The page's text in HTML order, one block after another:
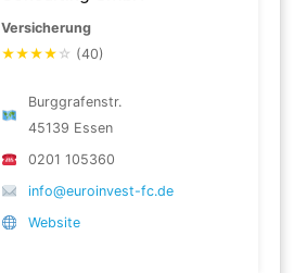
Versicherung
★★★★ ☆ (40)
Burggrafenstr.
45139 Essen
0201 105360
info@euroinvest-fc.de
Website